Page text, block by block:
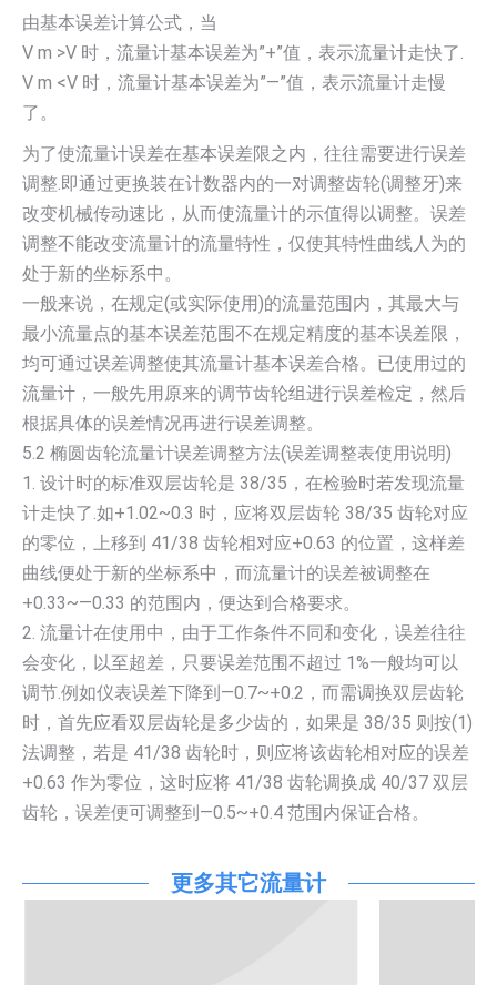
由基本误差计算公式，当
V m >V 时，流量计基本误差为”+”值，表示流量计走快了.
V m <V 时，流量计基本误差为”—”值，表示流量计走慢
了。
为了使流量计误差在基本误差限之内，往往需要进行误差
调整.即通过更换装在计数器内的一对调整齿轮(调整牙)来
改变机械传动速比，从而使流量计的示值得以调整。误差
调整不能改变流量计的流量特性，仅使其特性曲线人为的
处于新的坐标系中。
一般来说，在规定(或实际使用)的流量范围内，其最大与
最小流量点的基本误差范围不在规定精度的基本误差限，
均可通过误差调整使其流量计基本误差合格。已使用过的
流量计，一般先用原来的调节齿轮组进行误差检定，然后
根据具体的误差情况再进行误差调整。
5.2 椭圆齿轮流量计误差调整方法(误差调整表使用说明)
1. 设计时的标准双层齿轮是 38/35，在检验时若发现流量
计走快了.如+1.02~0.3 时，应将双层齿轮 38/35 齿轮对应
的零位，上移到 41/38 齿轮相对应+0.63 的位置，这样差
曲线便处于新的坐标系中，而流量计的误差被调整在
+0.33~—0.33 的范围内，便达到合格要求。
2. 流量计在使用中，由于工作条件不同和变化，误差往往
会变化，以至超差，只要误差范围不超过 1%一般均可以
调节.例如仪表误差下降到—0.7~+0.2，而需调换双层齿轮
时，首先应看双层齿轮是多少齿的，如果是 38/35 则按(1)
法调整，若是 41/38 齿轮时，则应将该齿轮相对应的误差
+0.63 作为零位，这时应将 41/38 齿轮调换成 40/37 双层
齿轮，误差便可调整到—0.5~+0.4 范围内保证合格。
更多其它流量计